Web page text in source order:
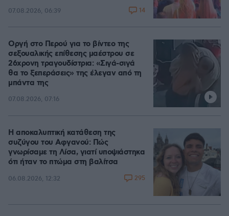
07.08.2026, 06:39 14
Οργή στο Περού για το βίντεο της
σεξουαλικής επίθεσης μαέστρου σε
26χρονη τραγουδίστρια: «Σιγά-σιγά
θα το ξεπεράσεις» της έλεγαν από τη
μπάντα της
07.08.2026, 07:16
Η αποκαλυπτική κατάθεση της
συζύγου του Αφγανού: Πώς
γνωρίσαμε τη Λίσα, γιατί υποψιάστηκα
ότι ήταν το πτώμα στη βαλίτσα
06.08.2026, 12:32 295